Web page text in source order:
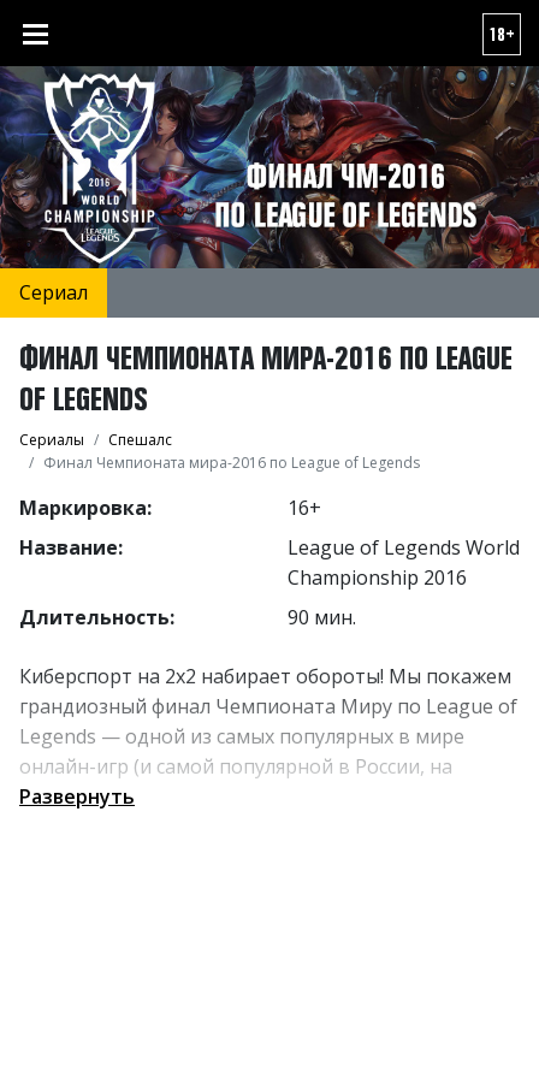
18+
Сериал
ФИНАЛ ЧЕМПИОНАТА МИРА-2016 ПО LEAGUE
OF LEGENDS
Сериалы
Спешалс
Финал Чемпионата мира-2016 по League of Legends
Маркировка:
16+
Название:
League of Legends World
Championship 2016
Длительность:
90 мин.
Киберспорт на 2х2 набирает обороты! Мы покажем
грандиозный финал Чемпионата Миру по League of
Legends — одной из самых популярных в мире
онлайн-игр (и самой популярной в России, на
секундочку). Две лучшие команды турнира будут
Развернуть